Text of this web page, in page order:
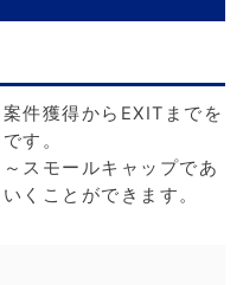
件獲得からEXITまでを
す。
スモールキャップであ
くことができます。